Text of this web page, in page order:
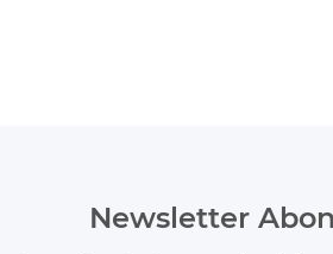
Newsletter